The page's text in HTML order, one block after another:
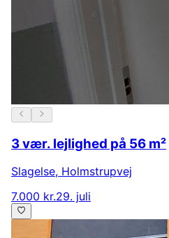
3 vær. lejlighed på 56 m²
Slagelse, Holmstrupvej
7.000 kr.29. juli